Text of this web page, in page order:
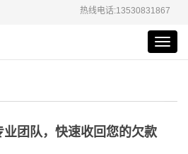
热线电话:13530831867
团队，快速收回您的欠款